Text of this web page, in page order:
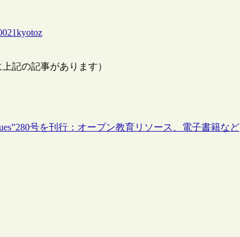
記の記事があります）
号を刊行：オープン教育リソース、電子書籍など